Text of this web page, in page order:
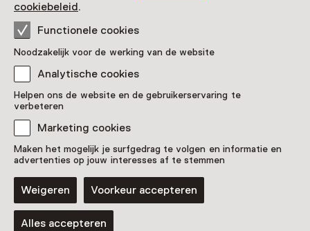
cookiebeleid.
Functionele cookies
Noodzakelijk voor de werking van de website
Analytische cookies
Helpen ons de website en de gebruikerservaring te
verbeteren
Marketing cookies
Maken het mogelijk je surfgedrag te volgen en informatie en
advertenties op jouw interesses af te stemmen
Weigeren Voorkeur accepteren
Alles accepteren
Activiteit
Ik ga op reis en ik neem mee
van 11:15 tot 12:45 uur
Voor 5 t/m 12 jaar